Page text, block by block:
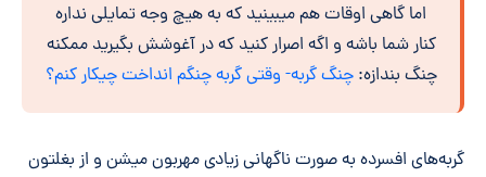
اما گاهی اوقات هم میبینید که به هیچ وجه تمایلی نداره
کنار شما باشه و اگه اصرار کنید که در آغوشش بگیرید ممکنه
چنگ بندازه: چنگ گربه- وقتی گربه چنگم انداخت چیکار کنم؟
گربه‌های افسرده به صورت ناگهانی زیادی مهربون میشن و از بغلتون